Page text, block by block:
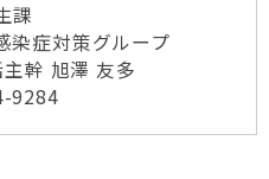
課
染症対策グループ
幹 旭澤 友多
9284